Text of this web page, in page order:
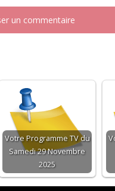
Votre Programme TV du
Samedi 29 Novembre
2025